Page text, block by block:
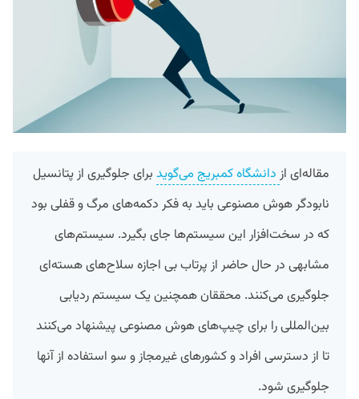
مقاله‌ای از دانشگاه کمبریج می‌گوید برای جلوگیری از پتانسیل
نابودگر هوش مصنوعی باید به فکر دکمه‌های مرگ و قفلی بود
که در سخت‌افزار این سیستم‌ها جای بگیرد. سیستم‌های
مشابهی در حال حاضر از پرتاب بی اجازه سلاح‌های هسته‌ای
جلوگیری می‌کنند. محققان همچنین یک سیستم ردیابی
بین‌المللی را برای چیپ‌های هوش مصنوعی پیشنهاد می‌کنند
تا از دسترسی افراد و کشورهای غیرمجاز و سو استفاده از آنها
جلوگیری شود.